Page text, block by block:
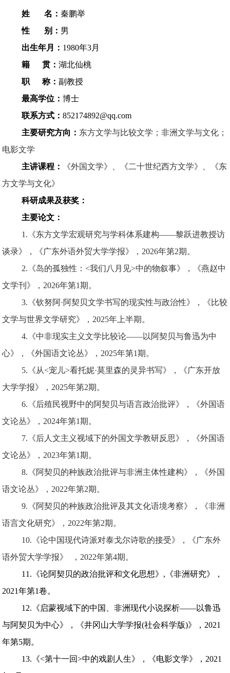
姓 名： 秦鹏举
性 别： 男
出生年月： 1980年3月
籍 贯： 湖北仙桃
职 称： 副教授
最高学位： 博士
联系方式： 852174892@qq.com
主要研究方向： 东方文学与比较文学；非洲文学与文化；
电影文学
主讲课程：
《外国文学》、《二十世纪西方文学》、《东
方文学与文化》
科研成果及获奖：
主要论文：
1 .《东方文学宏观研究与学科体系建构——黎跃进教授访
谈录》，《广东外语外贸大学学报》
，2026年第2期。
2.《岛的孤独性：<我们八月见>中的物叙事》，《燕赵中
文学刊 》，2026年第1期。
3.《钦努阿·阿契贝文学书写的现实性与政治性》，《比较
文学与世界文学研究》，2025年上半期。
4.《中非现实主义文学比较论——以阿契贝与鲁迅为中
心》，《外国语文论丛》，2025年第1期。
5.《从<宠儿>看托妮·莫里森的灵异书写》，《广东开放
大学学报》
，2025年第2期。
6.《后殖民视野中的阿契贝与语言政治批评》，《外国语
文论丛》，2024年第1期。
7.《后人文主义视域下的外国文学教研反思》，《外国语
文论丛》，2023年第1期。
8.《阿契贝的种族政治批评与非洲主体性建构》，《外国
语文论丛》，2022年第2期。
9.《阿契贝的种族政治批评及其文化语境考察》，《非洲
语言文化研究》，2022年第2期。
10.《论中国现代诗派对泰戈尔诗歌的接受》，《广东外
语外贸大学学报》
，2022年第4期。
11.《论阿契贝的政治批评和文化思想》,《非洲研究》，
2021年第1卷。
12.《启蒙视域下的中国、非洲现代小说探析——以鲁迅
与阿契贝为中心》，《井冈山大学学报(社会科学版)》，2021
年第5期。
13.《<第十一回>中的戏剧人生》，《电影文学》，2021